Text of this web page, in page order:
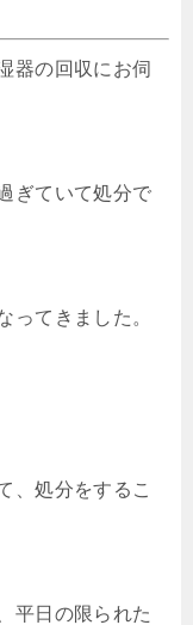
器の回収にお伺
ぎていて処分で
ってきました。
、処分をするこ
平日の限られた